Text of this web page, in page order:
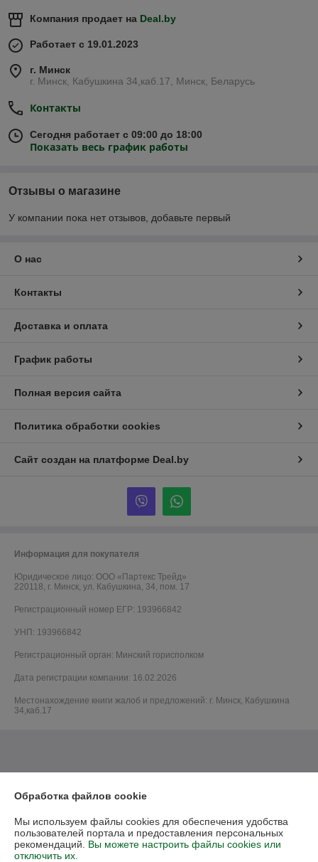
Компания продает на Deal.by
Работает с 19.01.2023
г. Минск
г. Минск, Кабушкина 34,каб.17, Минск, Беларусь
Контакты
Сегодня работает с 09:00 до 18:00
Показать весь график работы
Отзывы о магазине
У компании пока нет отзывов, добавьте первый
О нас
Контакты
Доставка и оплата
График работы
Полная версия сайта
Политика обработки cookies
Сайт создан на платформе Deal.by
Информация для покупателя
Юридическое лицо: ООО «Партекс Трейд»
220118, г. Минск, ул. Кабушкина, 34, пом. 17
Регистрационный номер ЕГР: 193966842
УНП: 193966842
Регистрационный орган: Минский горисполком
Дата регистрации компании: 16.02.2026
Местонахождение книги жалоб и предложений: г. Минск, Кабушкина
34,каб.17
Обработка файлов cookie
Мы используем файлы cookies для обеспечения удобства
пользователей портала и предоставления персональных
рекомендаций. Вы можете настроить файлы cookies или
отключить их.